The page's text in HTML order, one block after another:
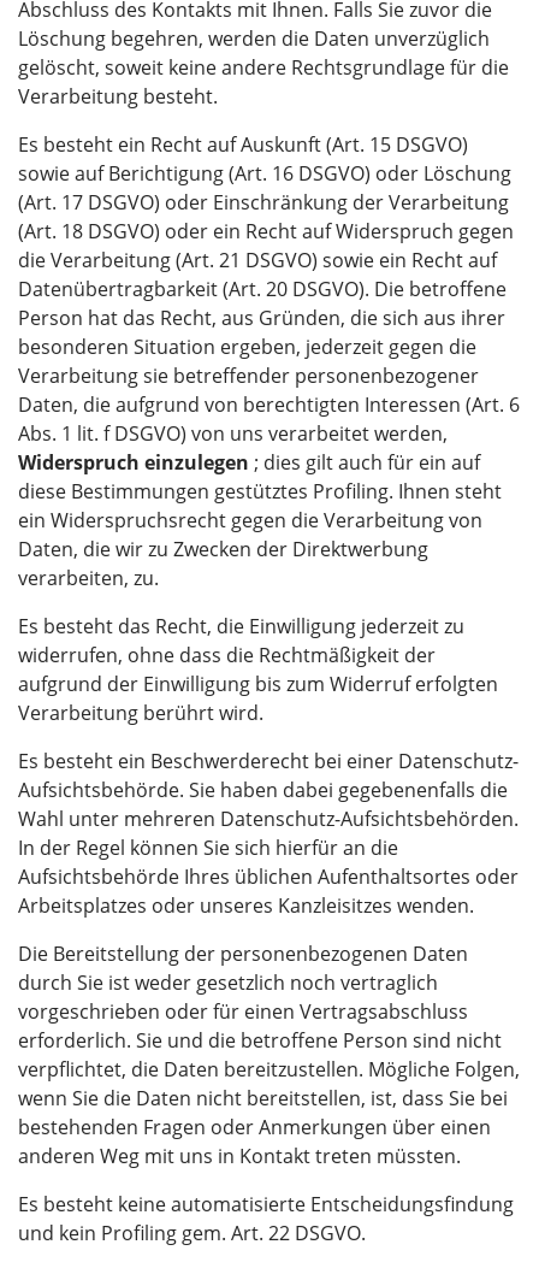
Abschluss des Kontakts mit Ihnen. Falls Sie zuvor die
Löschung begehren, werden die Daten unverzüglich
gelöscht, soweit keine andere Rechtsgrundlage für die
Verarbeitung besteht.
Es besteht ein Recht auf Auskunft (Art. 15 DSGVO)
sowie auf Berichtigung (Art. 16 DSGVO) oder Löschung
(Art. 17 DSGVO) oder Einschränkung der Verarbeitung
(Art. 18 DSGVO) oder ein Recht auf Widerspruch gegen
die Verarbeitung (Art. 21 DSGVO) sowie ein Recht auf
Datenübertragbarkeit (Art. 20 DSGVO). Die betroffene
Person hat das Recht, aus Gründen, die sich aus ihrer
besonderen Situation ergeben, jederzeit gegen die
Verarbeitung sie betreffender personenbezogener
Daten, die aufgrund von berechtigten Interessen (Art. 6
Abs. 1 lit. f DSGVO) von uns verarbeitet werden,
Widerspruch einzulegen ; dies gilt auch für ein auf
diese Bestimmungen gestütztes Profiling. Ihnen steht
ein Widerspruchsrecht gegen die Verarbeitung von
Daten, die wir zu Zwecken der Direktwerbung
verarbeiten, zu.
Es besteht das Recht, die Einwilligung jederzeit zu
widerrufen, ohne dass die Rechtmäßigkeit der
aufgrund der Einwilligung bis zum Widerruf erfolgten
Verarbeitung berührt wird.
Es besteht ein Beschwerderecht bei einer Datenschutz-
Aufsichtsbehörde. Sie haben dabei gegebenenfalls die
Wahl unter mehreren Datenschutz-Aufsichtsbehörden.
In der Regel können Sie sich hierfür an die
Aufsichtsbehörde Ihres üblichen Aufenthaltsortes oder
Arbeitsplatzes oder unseres Kanzleisitzes wenden.
Die Bereitstellung der personenbezogenen Daten
durch Sie ist weder gesetzlich noch vertraglich
vorgeschrieben oder für einen Vertragsabschluss
erforderlich. Sie und die betroffene Person sind nicht
verpflichtet, die Daten bereitzustellen. Mögliche Folgen,
wenn Sie die Daten nicht bereitstellen, ist, dass Sie bei
bestehenden Fragen oder Anmerkungen über einen
anderen Weg mit uns in Kontakt treten müssten.
Es besteht keine automatisierte Entscheidungsfindung
und kein Profiling gem. Art. 22 DSGVO.